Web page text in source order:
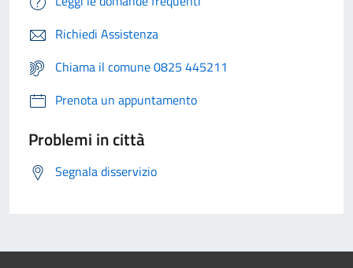
Richiedi Assistenza
Chiama il comune 0825 445211
Prenota un appuntamento
Problemi in città
Segnala disservizio